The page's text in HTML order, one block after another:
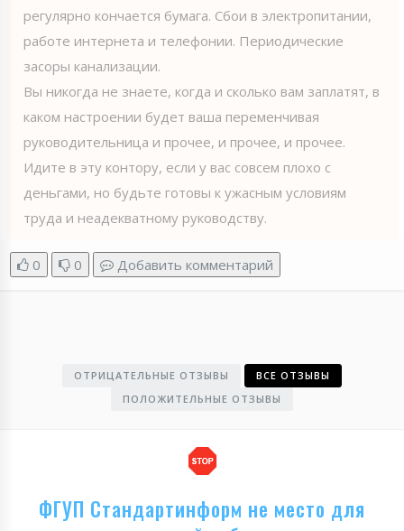
регулярно кончается бумага. Сбои в электропитании,
работе интернета и телефонии. Периодические
засоры канализации.
Вы никогда не знаете, когда и сколько вам заплатят, в
каком настроении будет ваша переменчивая
руководительница и прочее, и прочее, и прочее.
Идите в эту контору, если у вас совсем плохо с
деньгами, но будьте готовы к ужасным условиям
труда и неадекватному руководству.
0 0 Добавить комментарий
ОТРИЦАТЕЛЬНЫЕ ОТЗЫВЫ
ВСЕ ОТЗЫВЫ
ПОЛОЖИТЕЛЬНЫЕ ОТЗЫВЫ
ФГУП Стандартинформ не место для